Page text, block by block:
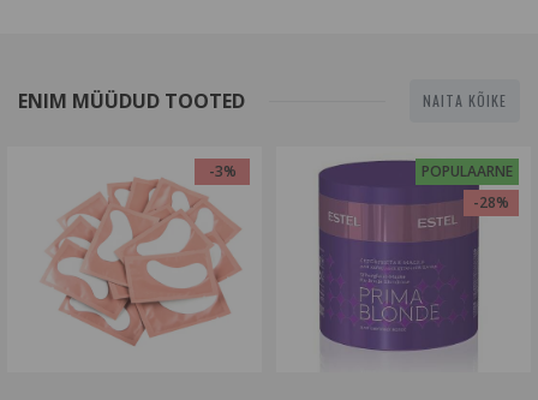
ENIM MÜÜDUD TOOTED NAITA KÕIKE
-3%
POPULAARNE
-28%